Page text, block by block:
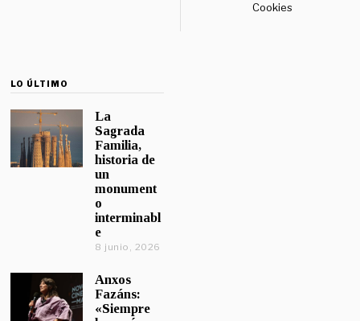
Cookies
LO ÚLTIMO
La
Sagrada
Familia,
historia de
un
monument
o
interminabl
e
8 junio, 2026
Anxos
Fazáns:
«Siempre